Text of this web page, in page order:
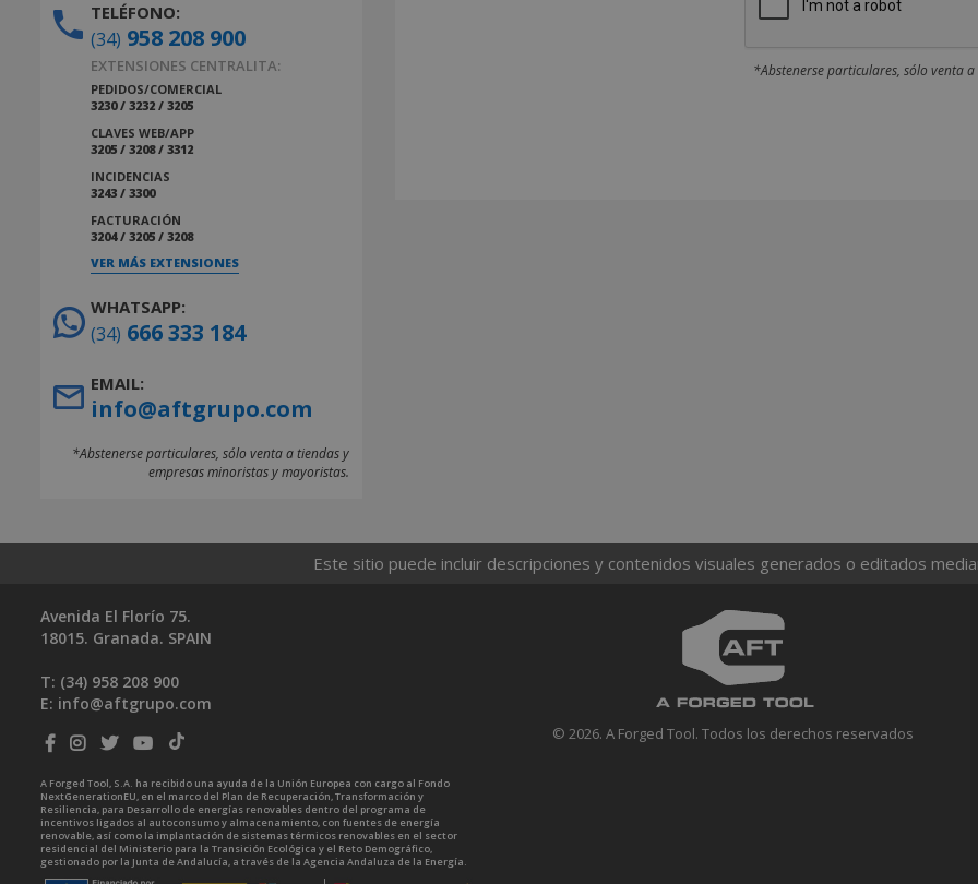
*Abstenerse particulares, sólo venta
TELÉFONO:
(34) 958 208 900
EXTENSIONES CENTRALITA:
PEDIDOS/COMERCIAL
3230 / 3232 / 3205
CLAVES WEB/APP
3205 / 3208 / 3312
INCIDENCIAS
3243 / 3300
FACTURACIÓN
3204 / 3205 / 3208
VER MÁS EXTENSIONES
WHATSAPP:
(34) 666 333 184
EMAIL:
info@aftgrupo.com
*Abstenerse particulares, sólo venta a tiendas y
empresas minoristas y mayoristas.
Este sitio puede incluir descripciones y contenidos visuales generados o editados
© 2026. A Forged Tool. Todos los derechos reservados
Avenida El Florío 75.
18015. Granada. SPAIN
T: (34) 958 208 900
E: info@aftgrupo.com
A Forged Tool, S.A. ha recibido una ayuda de la Unión Europea con cargo al Fondo
NextGenerationEU, en el marco del Plan de Recuperación, Transformación y
Resiliencia, para Desarrollo de energías renovables dentro del programa de
incentivos ligados al autoconsumo y almacenamiento, con fuentes de energía
renovable, así como la implantación de sistemas térmicos renovables en el sector
residencial del Ministerio para la Transición Ecológica y el Reto Demográfico,
gestionado por la Junta de Andalucía, a través de la Agencia Andaluza de la Energía.